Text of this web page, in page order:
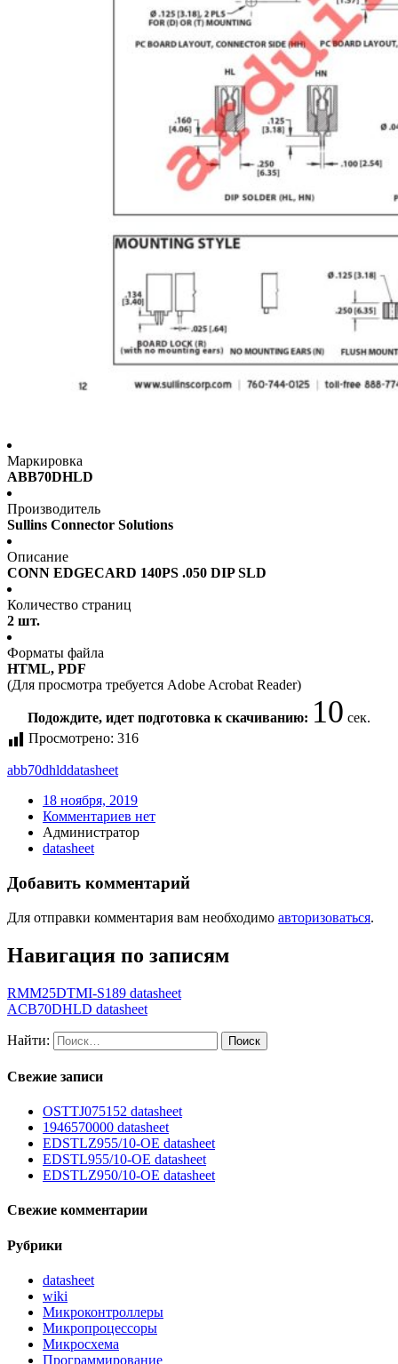
Маркировка
ABB70DHLD
Производитель
Sullins Connector Solutions
Описание
CONN EDGECARD 140PS .050 DIP SLD
Количество страниц
2 шт.
Форматы файла
HTML, PDF
(Для просмотра требуется Adobe Acrobat Reader)
Подождите, идет подготовка к скачиванию: 10 сек.
Просмотрено: 316
abb70dhlddatasheet
18 ноября, 2019
Комментариев нет
Администратор
datasheet
Добавить комментарий
Для отправки комментария вам необходимо авторизоваться.
Навигация по записям
RMM25DTMI-S189 datasheet
ACB70DHLD datasheet
Найти:
Свежие записи
OSTTJ075152 datasheet
1946570000 datasheet
EDSTLZ955/10-OE datasheet
EDSTL955/10-OE datasheet
EDSTLZ950/10-OE datasheet
Свежие комментарии
Рубрики
datasheet
wiki
Микроконтроллеры
Микропроцессоры
Микросхема
Программирование